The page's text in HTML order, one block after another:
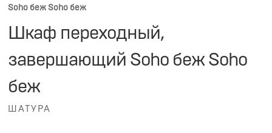
Soho беж Soho беж
Шкаф переходный,
завершающий Soho беж Soho
беж
ШАТУРА